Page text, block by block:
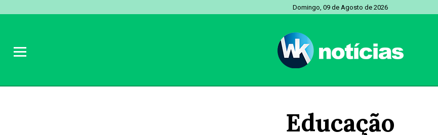
Domingo, 09 de Agosto de 2026
Educação